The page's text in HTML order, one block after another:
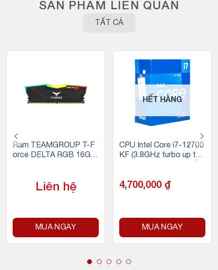
SẢN PHẨM LIÊN QUAN
TẤT CẢ
Ram TEAMGROUP T-F
orce DELTA RGB 16GB
Liên hệ
MUA NGAY
HẾT HÀNG
CPU Intel Core i7-12700
KF (3.8GHz turbo up to
Socket Intel LGA 1700/A
4,700,000 ₫
MUA NGAY